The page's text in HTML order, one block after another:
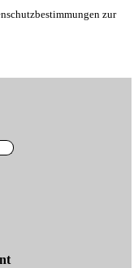
zur